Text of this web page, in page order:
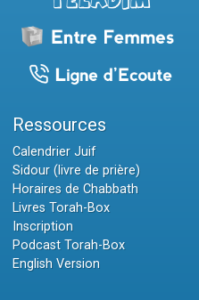
Ressources
Calendrier Juif
Sidour (livre de prière)
Horaires de Chabbath
Livres Torah-Box
Inscription
Podcast Torah-Box
English Version